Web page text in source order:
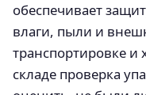
обеспечивает
влаги, пыли и
транспортировке
складе проверка